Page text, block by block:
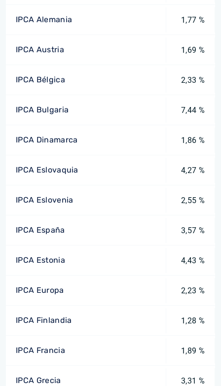
IPCA Alemania 1,77 %
IPCA Austria 1,69 %
IPCA Bélgica 2,33 %
IPCA Bulgaria 7,44 %
IPCA Dinamarca 1,86 %
IPCA Eslovaquia 4,27 %
IPCA Eslovenia 2,55 %
IPCA España 3,57 %
IPCA Estonia 4,43 %
IPCA Europa 2,23 %
IPCA Finlandia 1,28 %
IPCA Francia 1,89 %
IPCA Grecia 3,31 %